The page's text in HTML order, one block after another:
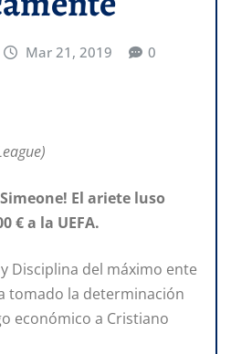
Mar 21, 2019 0
El ariete luso
€ a la UEFA.
Disciplina del máximo ente
tomado la determinación
económico a Cristiano